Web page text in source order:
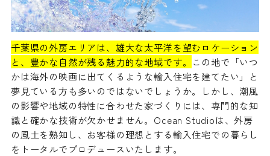
千葉県の外房エリアは、雄大な太平洋を望むロケーション
と、豊かな自然が残る魅力的な地域です。 この地で「いつ
かは海外の映画に出てくるような輸入住宅を建てたい」と
夢見ている方も多いのではないでしょうか。しかし、潮風
の影響や地域の特性に合わせた家づくりには、専門的な知
識と確かな技術が欠かせません。Ocean Studioは、外房
の風土を熟知し、お客様の理想とする輸入住宅での暮らし
をトータルでプロデュースいたします。